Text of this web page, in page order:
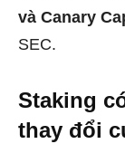
và Canary
SEC.
Staking
thay đổi